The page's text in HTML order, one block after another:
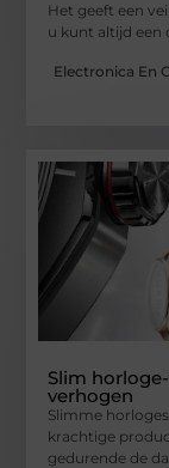
Het geeft een
u kunt altijd een
Electronica En
Slim
verhogen
Slimme
krachtige
gedurende de